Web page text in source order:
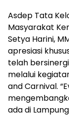
Asdep Tata
Masyarakat
Setya Harini,
apresiasi
telah
melalui
and Carnival.
ada di